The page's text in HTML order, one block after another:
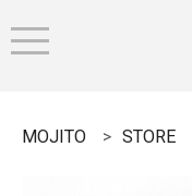
MOJITO STORE